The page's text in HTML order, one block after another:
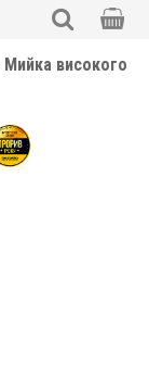
ПОШУК
Мийка високого